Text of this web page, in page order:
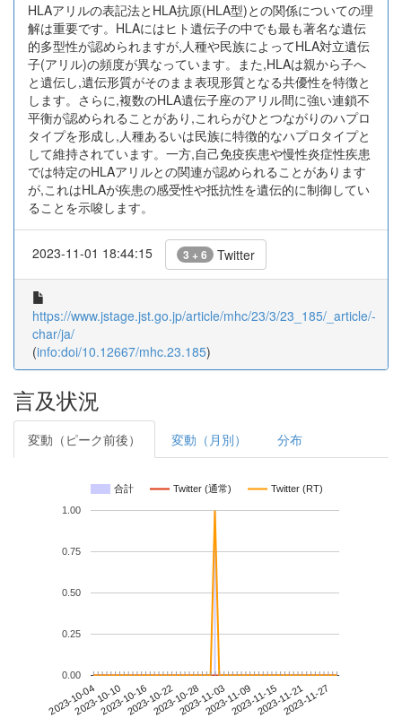
HLAアリルの表記法とHLA抗原(HLA型)との関係についての理
解は重要です。HLAにはヒト遺伝子の中でも最も著名な遺伝
的多型性が認められますが,人種や民族によってHLA対立遺伝
子(アリル)の頻度が異なっています。また,HLAは親から子へ
と遺伝し,遺伝形質がそのまま表現形質となる共優性を特徴と
します。さらに,複数のHLA遺伝子座のアリル間に強い連鎖不
平衡が認められることがあり,これらがひとつながりのハプロ
タイプを形成し,人種あるいは民族に特徴的なハプロタイプと
して維持されています。一方,自己免疫疾患や慢性炎症性疾患
では特定のHLAアリルとの関連が認められることがあります
が,これはHLAが疾患の感受性や抵抗性を遺伝的に制御してい
ることを示唆します。
2023-11-01 18:44:15 3 + 6 Twitter
https://www.jstage.jst.go.jp/article/mhc/23/3/23_185/_article/-
char/ja/
(info:doi/10.12667/mhc.23.185)
言及状況
変動（ピーク前後） 変動（月別） 分布
合計 Twitter (通常) Twitter (RT)
2023-10-042023-10-102023-10-162023-10-222023-10-282023-11-032023-11-092023-11-152023-11-212023-11-27
0.00
0.25
0.50
0.75
1.00